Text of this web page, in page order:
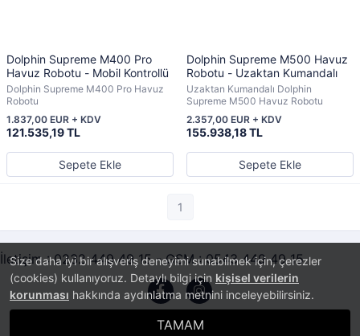
Size daha iyi bir alışveriş deneyimi sunabilmek için, çerezler
(cookies) kullanıyoruz. Detaylı bilgi için kişisel verilerin
korunması hakkında aydınlatma metnini inceleyebilirsiniz.
TAMAM
Dolphin Supreme M400 Pro
Havuz Robotu - Mobil Kontrollü
Dolphin Supreme M400 Pro Havuz
Robotu
121.535,19 TL
1.837,00 EUR + KDV
Sepete Ekle
Dolphin Supreme M500 Havuz
Robotu - Uzaktan Kumandalı
Uzaktan Kumandalı Dolphin
Supreme M500 Havuz Robotu
155.938,18 TL
2.357,00 EUR + KDV
Sepete Ekle
1
İletişim : 0232 449 49 15 - GSM : 0543 449 49 15
E-Ticaret Sistemi